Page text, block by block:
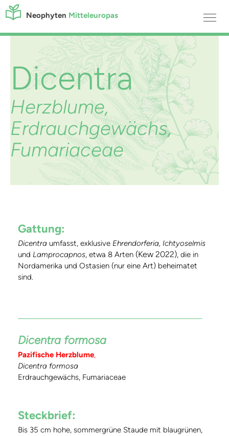
Neophyten Mitteleuropas
Dicentra
Herzblume,
Erdrauchgewächs,
Fumariaceae
Gattung:
Dicentra umfasst, exklusive Ehrendorferia, Ichtyoselmis
und Lamprocapnos, etwa 8 Arten (Kew 2022), die in
Nordamerika und Ostasien (nur eine Art) beheimatet
sind.
Dicentra formosa
Pazifische Herzblume,
Dicentra formosa
Erdrauchgewächs, Fumariaceae
Steckbrief:
Bis 35 cm hohe, sommergrüne Staude mit blaugrünen,